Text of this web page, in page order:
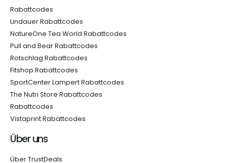
Rabattcodes
Lindauer Rabattcodes
NatureOne Tea World Rabattcodes
Pull and Bear Rabattcodes
Rotschlag Rabattcodes
Fitshop Rabattcodes
SportCenter Lampert Rabattcodes
The Nutri Store Rabattcodes
Rabattcodes
Vistaprint Rabattcodes
Über uns
Über TrustDeals